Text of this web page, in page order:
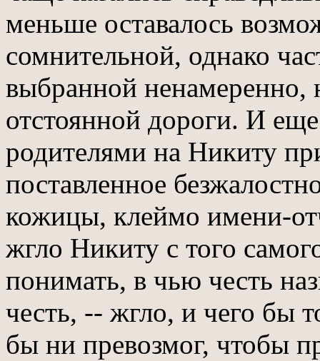
меньше оставалось
сомнительной, однако
выбранной
отстоянной дороги. И
родителями на Никиту
поставленное
кожицы, клеймо имени-
жгло Никиту с того
понимать, в чью честь
честь, -- жгло, и чего бы
бы ни превозмог, чтобы